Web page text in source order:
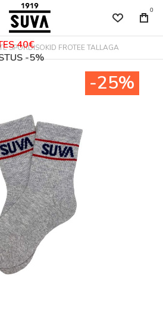
40€
-5%
0
SPORDISOKID FROTEE TALLAGA
-25%